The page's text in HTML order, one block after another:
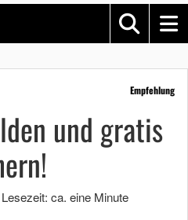
Empfehlung
und gratis
Lesezeit: ca. eine Minute